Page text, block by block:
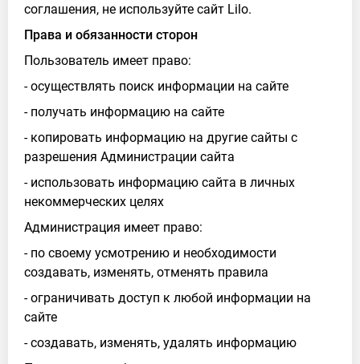
соглашения, не используйте сайт Lilo.
Права и обязанности сторон
Пользователь имеет право:
- осуществлять поиск информации на сайте
- получать информацию на сайте
- копировать информацию на другие сайты с
разрешения Администрации сайта
- использовать информацию сайта в личных
некоммерческих целях
Администрация имеет право:
- по своему усмотрению и необходимости
создавать, изменять, отменять правила
- ограничивать доступ к любой информации на
сайте
- создавать, изменять, удалять информацию